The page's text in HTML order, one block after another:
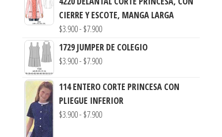
CIERRE Y ESCOTE, MANGA LARGA
$3.900- $7.900
1729 JUMPER DE COLEGIO
$3.900- $7.900
114 ENTERO CORTE PRINCESA CON
PLIEGUE INFERIOR
$3.900- $7.900